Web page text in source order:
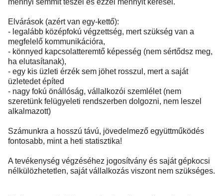
mennyi semmit teszel és ezzel mennyit keresel.
Elvárások (azért van egy-kettő):
- legalább középfokú végzettség, mert szükség van a
megfelelő kommunikációra,
- könnyed kapcsolatteremtő képesség (nem sértődsz meg,
ha elutasítanak),
- egy kis üzleti érzék sem jöhet rosszul, mert a saját
üzletedet építed
- nagy fokú önállóság, vállalkozói szemlélet (nem
szeretünk felügyeleti rendszerben dolgozni, nem leszel
alkalmazott)
Számunkra a hosszú távú, jövedelmező együttműködés
fontosabb, mint a heti statisztika!
A tevékenység végzéséhez jogosítvány és saját gépkocsi
nélkülözhetetlen, saját vállalkozás viszont nem szükséges.